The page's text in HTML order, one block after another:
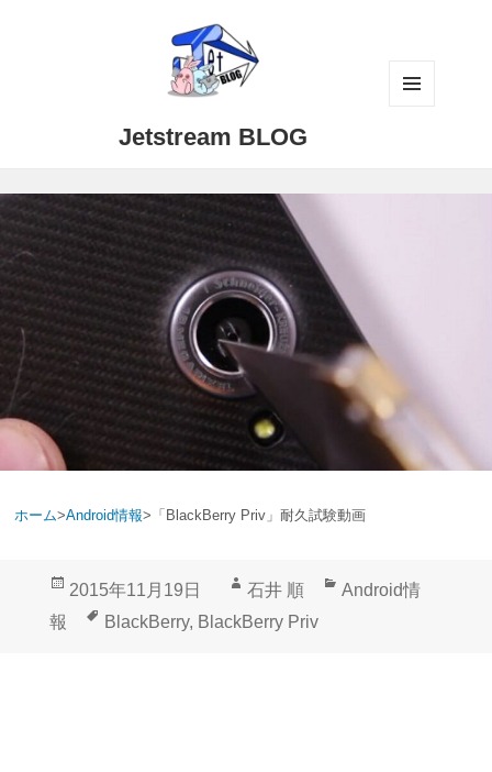
Jetstream BLOG
ホーム>Android情報> 「BlackBerry Priv」耐久試験動画
投
2015年11月19日
作
成
石井 順
カ
Android情
報
タ
BlackBerry, BlackBerry Priv